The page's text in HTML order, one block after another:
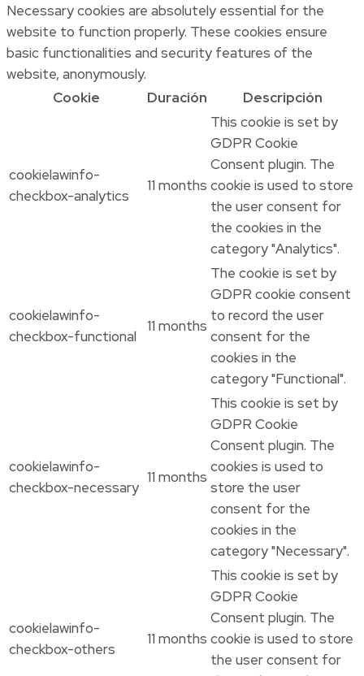
Necessary cookies are absolutely essential for the
website to function properly. These cookies ensure
basic functionalities and security features of the
website, anonymously.
Cookie
Duración Descripción
cookielawinfo-
checkbox-analytics
11 months
This cookie is set by
GDPR Cookie
Consent plugin. The
cookie is used to store
the user consent for
the cookies in the
category "Analytics".
cookielawinfo-
checkbox-functional
11 months
The cookie is set by
GDPR cookie consent
to record the user
consent for the
cookies in the
category "Functional".
cookielawinfo-
checkbox-necessary
11 months
This cookie is set by
GDPR Cookie
Consent plugin. The
cookies is used to
store the user
consent for the
cookies in the
category "Necessary".
cookielawinfo-
checkbox-others
11 months
This cookie is set by
GDPR Cookie
Consent plugin. The
cookie is used to store
the user consent for